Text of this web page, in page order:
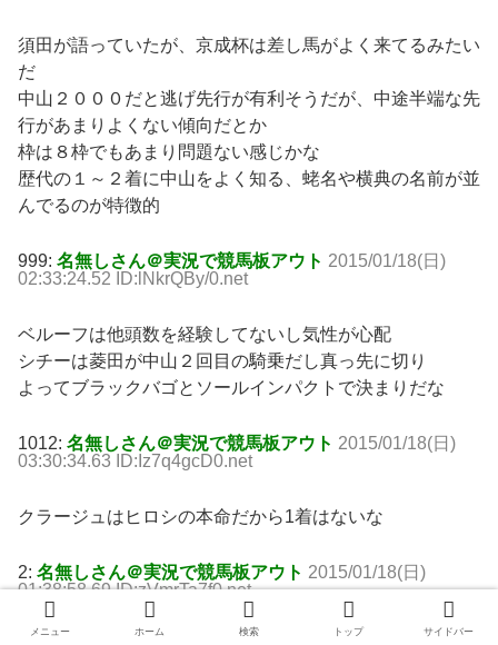
須田が語っていたが、京成杯は差し馬がよく来てるみたい
だ
中山２０００だと逃げ先行が有利そうだが、中途半端な先
行があまりよくない傾向だとか
枠は８枠でもあまり問題ない感じかな
歴代の１～２着に中山をよく知る、蛯名や横典の名前が並
んでるのが特徴的
999: 名無しさん＠実況で競馬板アウト 2015/01/18(日)
02:33:24.52 ID:lNkrQBy/0.net
ベルーフは他頭数を経験してないし気性が心配
シチーは菱田が中山２回目の騎乗だし真っ先に切り
よってブラックバゴとソールインパクトで決まりだな
1012: 名無しさん＠実況で競馬板アウト 2015/01/18(日)
03:30:34.63 ID:Iz7q4gcD0.net
クラージュはヒロシの本命だから1着はないな
2: 名無しさん＠実況で競馬板アウト 2015/01/18(日)
01:38:58.69 ID:zVmrTa7f0.net
メニュー ホーム 検索 トップ サイドバー